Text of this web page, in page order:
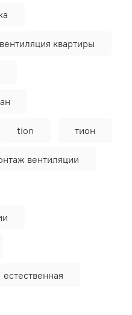
вентиляция квартиры
tion тион
вентиляции
естественная